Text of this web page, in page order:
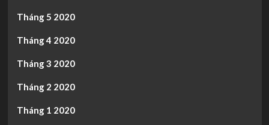
Tháng 5 2020
Tháng 4 2020
Tháng 3 2020
Tháng 2 2020
Tháng 1 2020